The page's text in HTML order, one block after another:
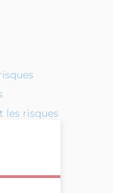
les risques